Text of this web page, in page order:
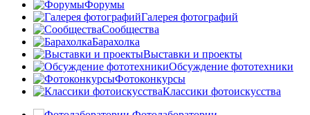
Форумы
Галерея фотографий
Сообщества
Барахолка
Выставки и проекты
Обсуждение фототехники
Фотоконкурсы
Классики фотоискусства